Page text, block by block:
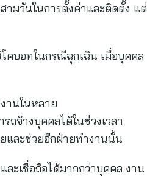
ามวันในการตั้งค่าและติดตั้ง แต่
คบอทในกรณีฉุกเฉิน เมื่อบุคคล
านในหลาย
ถจ้างบุคคลได้ในช่วงเวลา
และช่วยอีกฝ่ายทำงานนั้น
ะเชื่อถือได้มากกว่าบุคคล งาน